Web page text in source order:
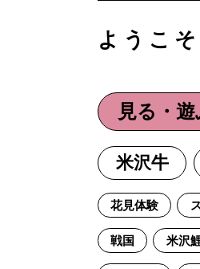
ようこ
見る・遊
米沢牛
花見体験
戦国 米沢